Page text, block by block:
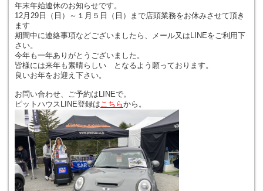
年末年始連休のお知らせです。
12月29日（日）～１月５日（日）まで店頭業務をお休みさせて頂き
ます
期間中に連絡事項などございましたら、メール又はLINEをご利用下
さい。
今年も一年ありがとうございました。
皆様には来年も素晴らしい となるよう願っております。
良いお年をお迎え下さい。
お問い合わせ、ご予約はLINEで。
ピットハウスLINE登録は こちらから。